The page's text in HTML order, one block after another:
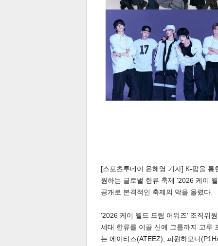
[스포츠투데이 윤혜영 기자] K-팝을
원하는 글로벌 한류 축제 '2026 케이
공개로 본격적인 축제의 막을 올렸다.
'2026 케이 월드 드림 어워즈' 조직위
세대 한류를 이끌 신예 그룹까지 고루
는 에이티즈(ATEEZ), 피원하모니